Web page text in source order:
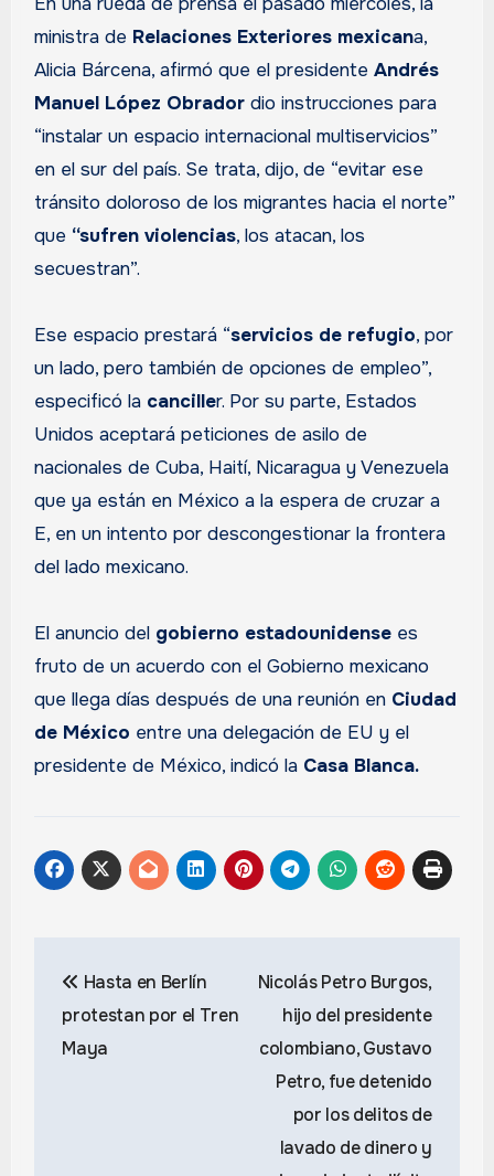
ministra de Relaciones Exteriores mexicana,
Alicia Bárcena, afirmó que el presidente Andrés
Manuel López Obrador dio instrucciones para
“instalar un espacio internacional multiservicios”
en el sur del país. Se trata, dijo, de “evitar ese
tránsito doloroso de los migrantes hacia el norte”
que “sufren violencias, los atacan, los
secuestran”.
Ese espacio prestará “servicios de refugio, por
un lado, pero también de opciones de empleo”,
especificó la canciller. Por su parte, Estados
Unidos aceptará peticiones de asilo de
nacionales de Cuba, Haití, Nicaragua y Venezuela
que ya están en México a la espera de cruzar a
E, en un intento por descongestionar la frontera
del lado mexicano.
El anuncio del gobierno estadounidense es
fruto de un acuerdo con el Gobierno mexicano
que llega días después de una reunión en Ciudad
de México entre una delegación de EU y el
presidente de México, indicó la Casa Blanca.
de
entradas
Hasta en Berlín
protestan por el Tren
Maya
Nicolás Petro Burgos,
hijo del presidente
colombiano, Gustavo
Petro, fue detenido
por los delitos de
lavado de dinero y